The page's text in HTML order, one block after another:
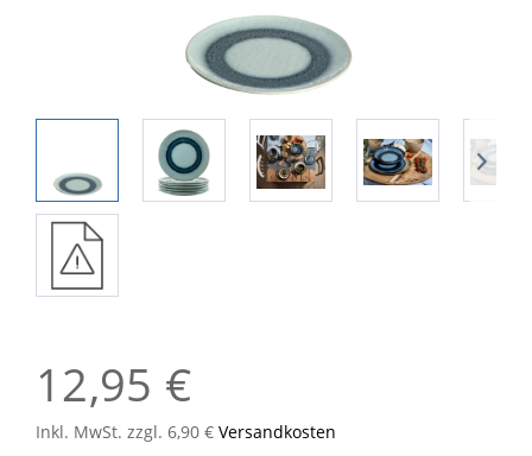
12,95 €
Inkl. MwSt. zzgl. 6,90 € Versandkosten